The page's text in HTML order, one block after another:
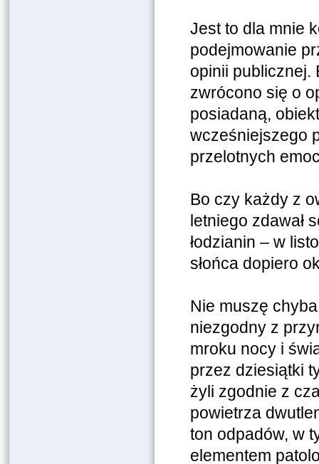
Jest to dla mnie
podejmowanie
opinii publicznej.
zwrócono się o
posiadaną,
wcześniejszego
przelotnych
Bo czy każdy z
letniego zdawał
łodzianin – w
słońca dopiero
Nie muszę
niezgodny z
mroku nocy i
przez dziesiątki
żyli zgodnie z
powietrza
ton odpadów, w
elementem